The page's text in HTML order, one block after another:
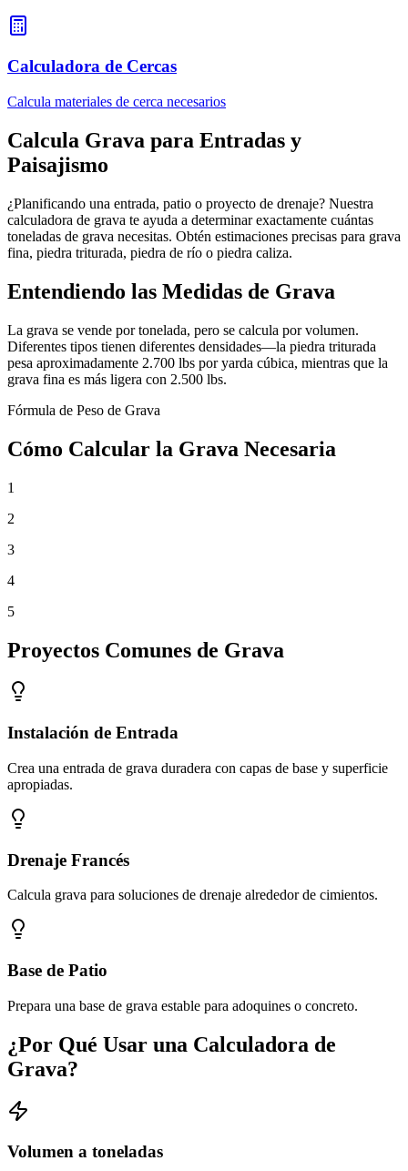
Calculadora de Cercas
Calcula materiales de cerca necesarios
Calcula Grava para Entradas y
Paisajismo
¿Planificando una entrada, patio o proyecto de drenaje? Nuestra
calculadora de grava te ayuda a determinar exactamente cuántas
toneladas de grava necesitas. Obtén estimaciones precisas para grava
fina, piedra triturada, piedra de río o piedra caliza.
Entendiendo las Medidas de Grava
La grava se vende por tonelada, pero se calcula por volumen.
Diferentes tipos tienen diferentes densidades—la piedra triturada
pesa aproximadamente 2.700 lbs por yarda cúbica, mientras que la
grava fina es más ligera con 2.500 lbs.
Fórmula de Peso de Grava
Cómo Calcular la Grava Necesaria
1
2
3
4
5
Proyectos Comunes de Grava
Instalación de Entrada
Crea una entrada de grava duradera con capas de base y superficie
apropiadas.
Drenaje Francés
Calcula grava para soluciones de drenaje alrededor de cimientos.
Base de Patio
Prepara una base de grava estable para adoquines o concreto.
¿Por Qué Usar una Calculadora de
Grava?
Volumen a toneladas